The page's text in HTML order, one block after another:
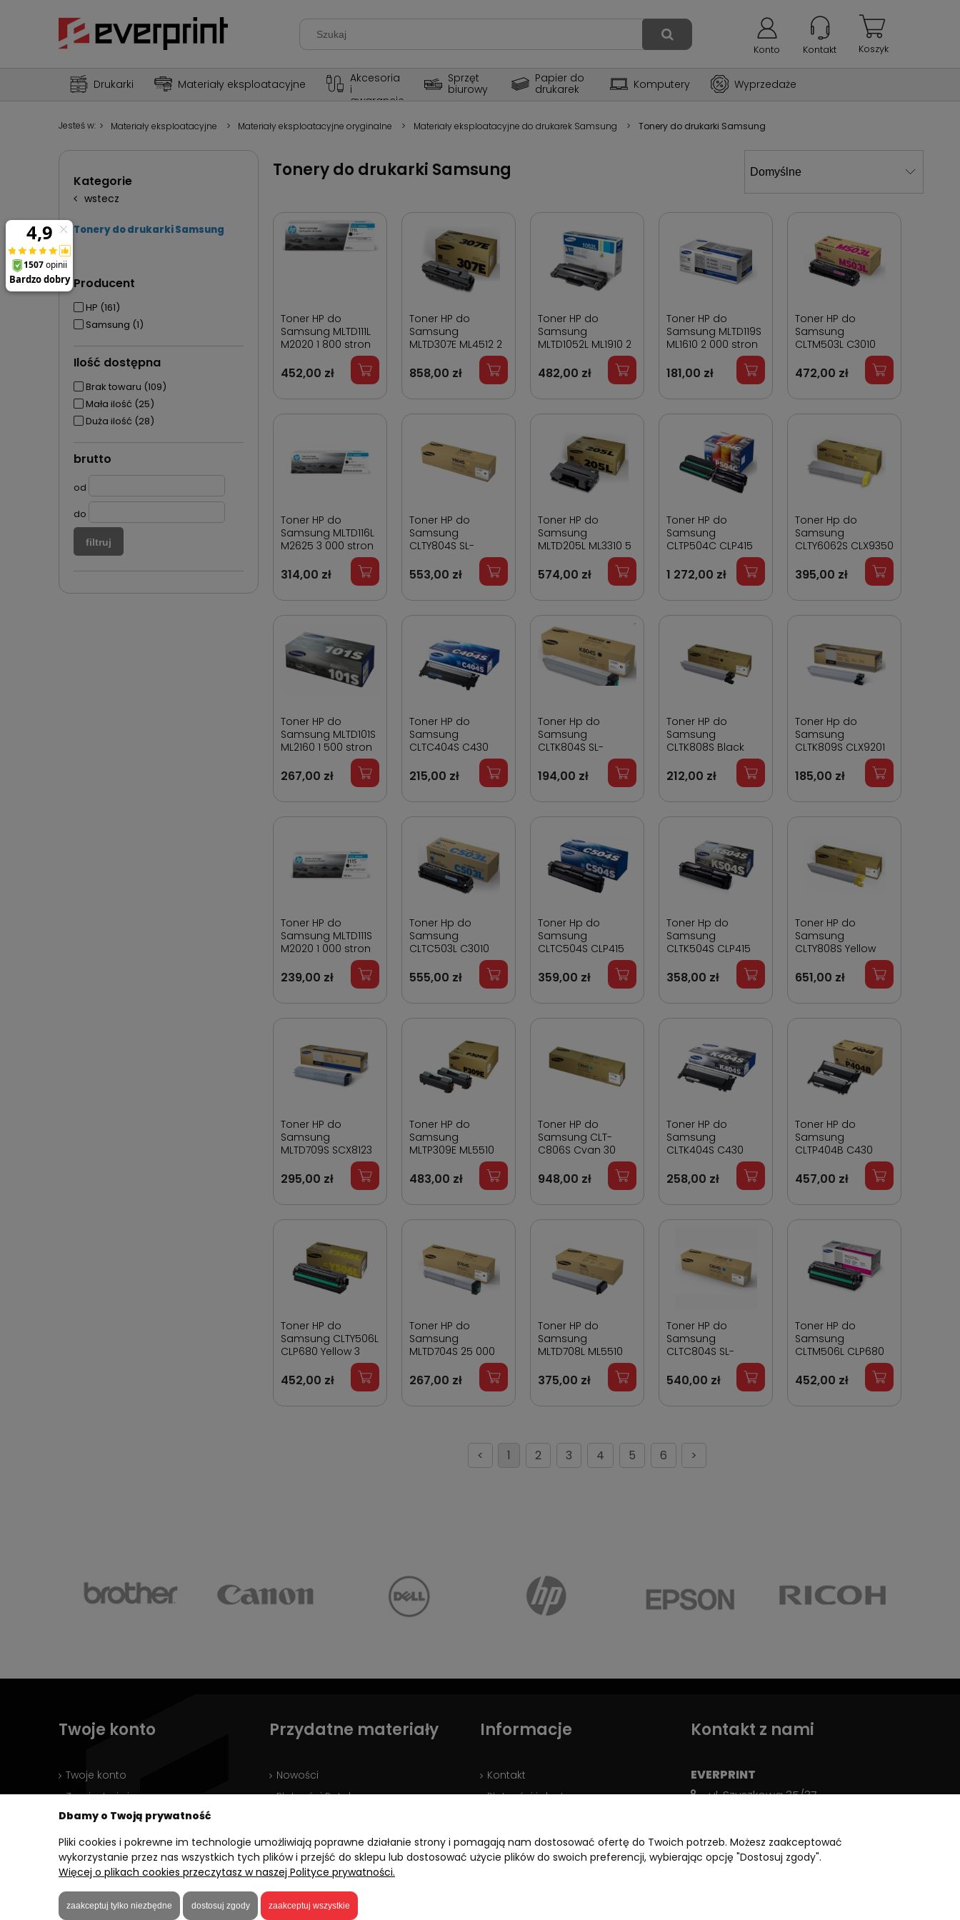
Koszyk
Kontakt
Konto
Drukarki Materiały eksploatacyjne
Akcesoria
i
gwarancje
Sprzęt
biurowy
Papier do
drukarek
Komputery Wyprzedaże
Jesteś w: > Materiały eksploatacyjne > Materiały eksploatacyjne oryginalne > Materiały eksploatacyjne do drukarek Samsung > Tonery do drukarki Samsung
Kategorie
wstecz
Tonery do drukarki Samsung
Producent
HP (161)
Samsung (1)
Ilość dostępna
Brak towaru (109)
Mała ilość (25)
Duża ilość (28)
brutto
od
do
filtruj
Tonery do drukarki Samsung
Toner HP do
Samsung MLTD111L
M2020 1 800 stron
452,00 zł
Toner HP do
Samsung
MLTD307E ML4512 2
858,00 zł
Toner HP do
Samsung
MLTD1052L ML1910 2
482,00 zł
Toner HP do
Samsung MLTD119S
ML1610 2 000 stron
181,00 zł
Toner HP do
Samsung
CLTM503L C3010
Magenta 5 000
stron
472,00 zł
Toner HP do
Samsung MLTD116L
M2625 3 000 stron
314,00 zł
Toner HP do
Samsung
CLTY804S SL-
X3280N Yellow 15
000 stron
553,00 zł
Toner HP do
Samsung
MLTD205L ML3310 5
574,00 zł
Toner HP do
Samsung
CLTP504C CLP415
1 272,00 zł
Toner Hp do
Samsung
CLTY6062S CLX9350
Yellow 20 000 stron
395,00 zł
Toner HP do
Samsung MLTD101S
ML2160 1 500 stron
267,00 zł
Toner HP do
Samsung
CLTC404S C430
Cyan 1 000 stron
215,00 zł
Toner Hp do
Samsung
CLTK804S SL-
X3280NR Black 20
000 stron
194,00 zł
Toner HP do
Samsung
CLTK808S Black
X4220 23 000 stron
212,00 zł
Toner Hp do
Samsung
CLTK809S CLX9201
Black 20 000 stron
185,00 zł
Toner HP do
Samsung MLTD111S
M2020 1 000 stron
239,00 zł
Toner Hp do
Samsung
CLTC503L C3010
Cyan 5000 stron
555,00 zł
Toner Hp do
Samsung
CLTC504S CLP415
Cyan 1 800 stron
359,00 zł
Toner Hp do
Samsung
CLTK504S CLP415
Black 2 500 stron
358,00 zł
Toner HP do
Samsung
CLTY808S Yellow
X422 20 000 stron
651,00 zł
Toner HP do
Samsung
MLTD709S SCX8123
295,00 zł
Toner HP do
Samsung
MLTP309E ML5510
483,00 zł
Toner HP do
Samsung CLT-
C806S Cyan 30
948,00 zł
Toner HP do
Samsung
CLTK404S C430
Black 1 500 stron
258,00 zł
Toner HP do
Samsung
CLTP404B C430
Black Dwupak 2 x 1
500 stron
457,00 zł
Toner HP do
Samsung CLTY506L
CLP680 Yellow 3
452,00 zł
Toner HP do
Samsung
MLTD704S 25 000
267,00 zł
Toner HP do
Samsung
MLTD708L ML5510
375,00 zł
Toner HP do
Samsung
CLTC804S SL-
X3280NR Cyan 15
000 stron
540,00 zł
Toner HP do
Samsung
CLTM506L CLP680
Magenta 3 500
stron
452,00 zł
< 1 2 3 4 5 6 >
Twoje konto
Twoje konto
Zarejestruj się
Zaloguj się
Wyloguj się
Twoje zamówienia
Ustawienia konta
Przydatne materiały
Nowości
Płatności Ratalne
Informacje
Kontakt
Płatności i dostawy
Polityka prywatności
Kontakt z nami
EVERPRINT
ul. Szyszkowa 35/37,
biuro@everprint.pl
+48 22 125 50 00
Dbamy o Twoją prywatność
Pliki cookies i pokrewne im technologie umożliwiają poprawne działanie strony i pomagają nam dostosować ofertę do Twoich potrzeb. Możesz zaakceptować
wykorzystanie przez nas wszystkich tych plików i przejść do sklepu lub dostosować użycie plików do swoich preferencji, wybierając opcję "Dostosuj zgody".
Więcej o plikach cookies przeczytasz w naszej Polityce prywatności.
zaakceptuj tylko niezbędne dostosuj zgody zaakceptuj wszystkie